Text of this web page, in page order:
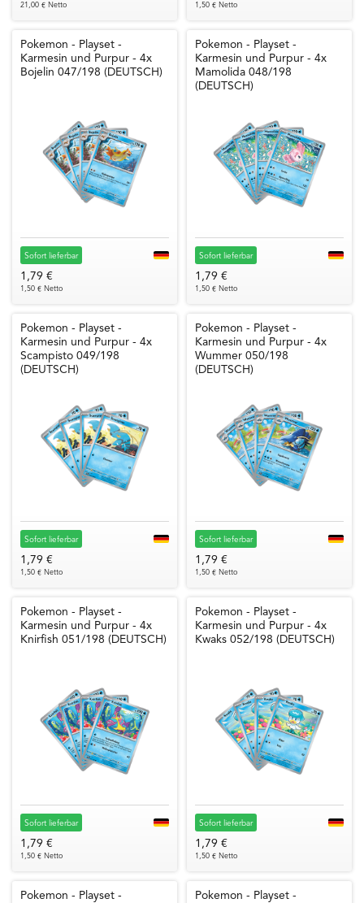
21,00 € Netto 1,50 € Netto
Pokemon - Playset -
Karmesin und Purpur - 4x
Bojelin 047/198 (DEUTSCH)
Sofort lieferbar
1,79 €
1,50 € Netto
Pokemon - Playset -
Karmesin und Purpur - 4x
Mamolida 048/198
(DEUTSCH)
Sofort lieferbar
1,79 €
1,50 € Netto
Pokemon - Playset -
Karmesin und Purpur - 4x
Scampisto 049/198
(DEUTSCH)
Sofort lieferbar
1,79 €
1,50 € Netto
Pokemon - Playset -
Karmesin und Purpur - 4x
Wummer 050/198
(DEUTSCH)
Sofort lieferbar
1,79 €
1,50 € Netto
Pokemon - Playset -
Karmesin und Purpur - 4x
Knirfish 051/198 (DEUTSCH)
Sofort lieferbar
1,79 €
1,50 € Netto
Pokemon - Playset -
Karmesin und Purpur - 4x
Kwaks 052/198 (DEUTSCH)
Sofort lieferbar
1,79 €
1,50 € Netto
Pokemon - Playset -
Pokemon - Playset -